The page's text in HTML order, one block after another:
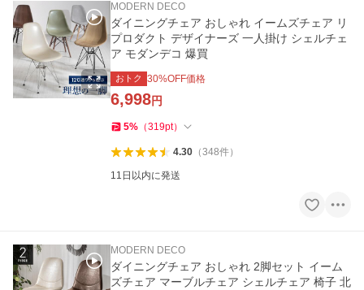
MODERN DECO
ダイニングチェア おしゃれ イームズチェア リ
プロダクト デザイナーズ 一人掛け シェルチェ
ア モダンデコ 爆買
おトク 30%OFF価格
6,998円
5% （319pt）
4.30（348件）
11日以内に発送
MODERN DECO
ダイニングチェア おしゃれ 2脚セット イーム
ズチェア マーブルチェア シェルチェア 椅子 北